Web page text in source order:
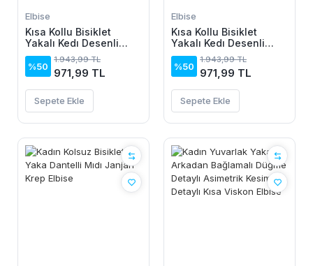
Elbise
Kısa Kollu Bisiklet
Yakalı Kedı Desenli
Midi Vıskon Elbise
%50
1.943,99 TL
971,99 TL
Sepete Ekle
Elbise
Kısa Kollu Bisiklet
Yakalı Kedı Desenli
Midi Vıskon Elbise
%50
1.943,99 TL
971,99 TL
Sepete Ekle